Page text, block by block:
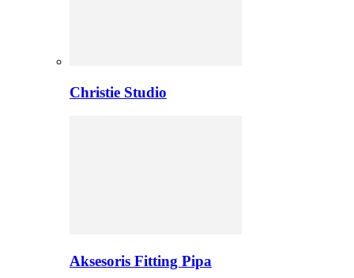
Christie Studio
Aksesoris Fitting Pipa